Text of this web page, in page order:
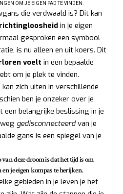
OM JE EIGEN PAD TE VINDEN.
die verdwaald is? Dit kan
richtingloosheid in je eigen
gesproken een symbool
is nu alleen en uit koers. Dit
voelt in een bepaalde
om je plek te vinden.
zich uiten in verschillende
ben je onzeker over je
belangrijke beslissing in je
gedisconnecteerdvan je
gans is een spiegel van je
deze droom is dat het tijd is om
en je eigen kompas te herijken.
gebieden in je leven je het